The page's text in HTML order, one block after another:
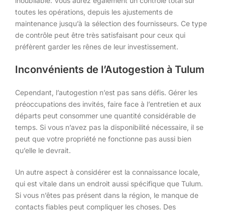
toutes les opérations, depuis les ajustements de
maintenance jusqu’à la sélection des fournisseurs. Ce type
de contrôle peut être très satisfaisant pour ceux qui
préfèrent garder les rênes de leur investissement.
Inconvénients de l’Autogestion à Tulum
Cependant, l’autogestion n’est pas sans défis. Gérer les
préoccupations des invités, faire face à l’entretien et aux
départs peut consommer une quantité considérable de
temps. Si vous n’avez pas la disponibilité nécessaire, il se
peut que votre propriété ne fonctionne pas aussi bien
qu’elle le devrait.
Un autre aspect à considérer est la connaissance locale,
qui est vitale dans un endroit aussi spécifique que Tulum.
Si vous n’êtes pas présent dans la région, le manque de
contacts fiables peut compliquer les choses. Des